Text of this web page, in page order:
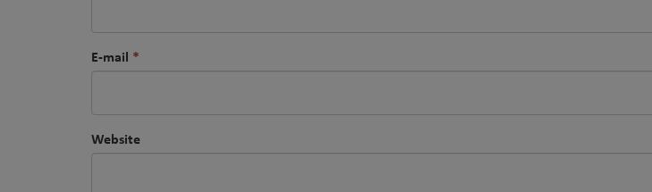
E-mail *
Website